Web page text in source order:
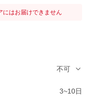
はお届けできません
不可
3~10日